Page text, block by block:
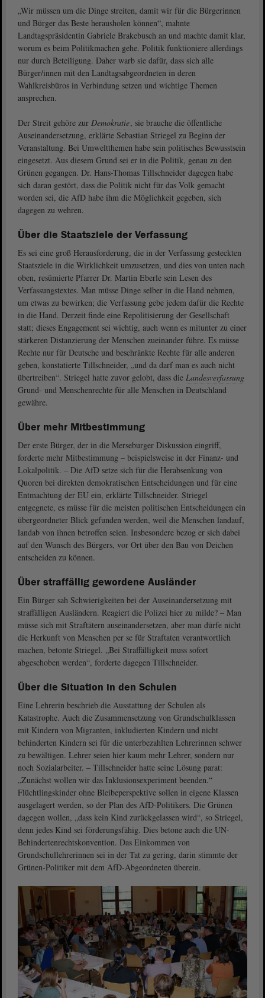
„Wir müssen um die Dinge streiten, damit wir für die Bürgerinnen
und Bürger das Beste herausholen können“, mahnte
Landtagspräsidentin Gabriele Brakebusch an und machte damit klar,
worum es beim Politikmachen gehe. Politik funktioniere allerdings
nur durch Beteiligung. Daher warb sie dafür, dass sich alle
Bürger/innen mit den Landtagsabgeordneten in deren
Wahlkreisbüros in Verbindung setzen und wichtige Themen
ansprechen.
Der Streit gehöre zur Demokratie, sie brauche die öffentliche
Auseinandersetzung, erklärte Sebastian Striegel zu Beginn der
Veranstaltung. Bei Umweltthemen habe sein politisches Bewusstsein
eingesetzt. Aus diesem Grund sei er in die Politik, genau zu den
Grünen gegangen. Dr. Hans-Thomas Tillschneider dagegen habe
sich daran gestört, dass die Politik nicht für das Volk gemacht
worden sei, die AfD habe ihm die Möglichkeit gegeben, sich
dagegen zu wehren.
Über die Staatsziele der Verfassung
Es sei eine groß Herausforderung, die in der Verfassung gesteckten
Staatsziele in die Wirklichkeit umzusetzen, und dies von unten nach
oben, resümierte Pfarrer Dr. Martin Eberle sein Lesen des
Verfassungstextes. Man müsse Dinge selber in die Hand nehmen,
um etwas zu bewirken; die Verfassung gebe jedem dafür die Rechte
in die Hand. Derzeit finde eine Repolitisierung der Gesellschaft
statt; dieses Engagement sei wichtig, auch wenn es mitunter zu einer
stärkeren Distanzierung der Menschen zueinander führe. Es müsse
Rechte nur für Deutsche und beschränkte Rechte für alle anderen
geben, konstatierte Tillschneider, „und da darf man es auch nicht
übertreiben“. Striegel hatte zuvor gelobt, dass die Landesverfassung
Grund- und Menschenrechte für alle Menschen in Deutschland
gewähre.
Über mehr Mitbestimmung
Der erste Bürger, der in die Merseburger Diskussion eingriff,
forderte mehr Mitbestimmung – beispielsweise in der Finanz- und
Lokalpolitik. – Die AfD setze sich für die Herabsenkung von
Quoren bei direkten demokratischen Entscheidungen und für eine
Entmachtung der EU ein, erklärte Tillschneider. Striegel
entgegnete, es müsse für die meisten politischen Entscheidungen ein
übergeordneter Blick gefunden werden, weil die Menschen landauf,
landab von ihnen betroffen seien. Insbesondere bezog er sich dabei
auf den Wunsch des Bürgers, vor Ort über den Bau von Deichen
entscheiden zu können.
Über straffällig gewordene Ausländer
Ein Bürger sah Schwierigkeiten bei der Auseinandersetzung mit
straffälligen Ausländern. Reagiert die Polizei hier zu milde? – Man
müsse sich mit Straftätern auseinandersetzen, aber man dürfe nicht
die Herkunft von Menschen per se für Straftaten verantwortlich
machen, betonte Striegel. „Bei Straffälligkeit muss sofort
abgeschoben werden“, forderte dagegen Tillschneider.
Über die Situation in den Schulen
Eine Lehrerin beschrieb die Ausstattung der Schulen als
Katastrophe. Auch die Zusammensetzung von Grundschulklassen
mit Kindern von Migranten, inkludierten Kindern und nicht
behinderten Kindern sei für die unterbezahlten Lehrerinnen schwer
zu bewältigen. Lehrer seien hier kaum mehr Lehrer, sondern nur
noch Sozialarbeiter. – Tillschneider hatte seine Lösung parat:
„Zunächst wollen wir das Inklusionsexperiment beenden.“
Flüchtlingskinder ohne Bleibeperspektive sollen in eigene Klassen
ausgelagert werden, so der Plan des AfD-Politikers. Die Grünen
dagegen wollen, „dass kein Kind zurückgelassen wird“, so Striegel,
denn jedes Kind sei förderungsfähig. Dies betone auch die UN-
Behindertenrechtskonvention. Das Einkommen von
Grundschullehrerinnen sei in der Tat zu gering, darin stimmte der
Grünen-Politiker mit dem AfD-Abgeordneten überein.